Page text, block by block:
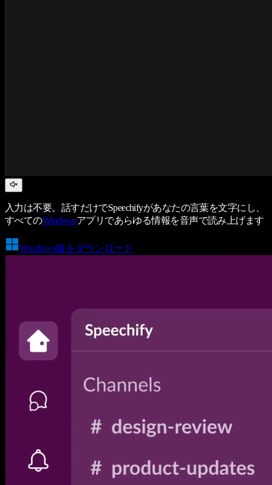
入力は不要。話すだけでSpeechifyがあなたの言葉を文字にし、
すべてのWindowsアプリであらゆる情報を音声で読み上げます
Windows版をダウンロード